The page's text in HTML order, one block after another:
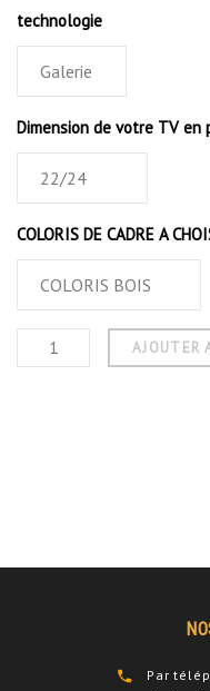
technologie
Dimension de votre TV en
COLORIS DE CADRE A
AJOUTER
Par